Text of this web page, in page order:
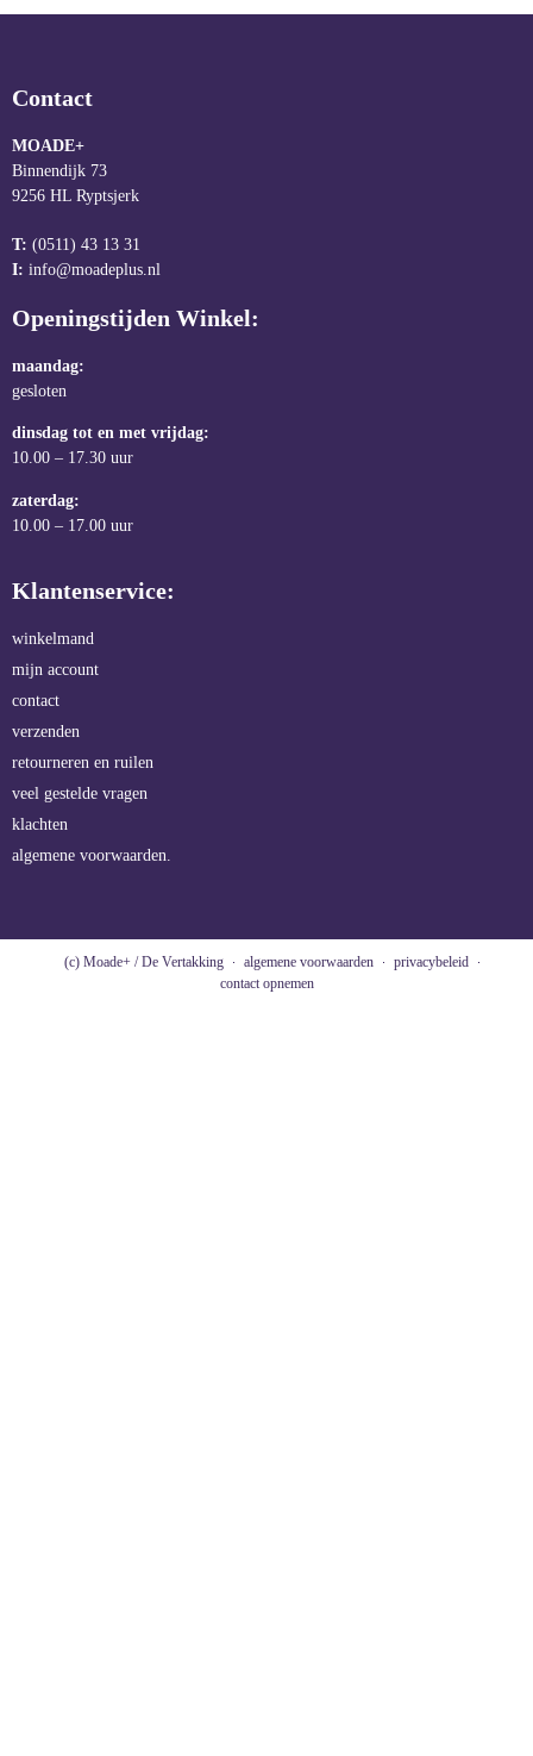
Contact
MOADE+
Binnendijk 73
9256 HL Ryptsjerk
T: (0511) 43 13 31
I: info@moadeplus.nl
Openingstijden Winkel:
maandag:
gesloten
dinsdag tot en met vrijdag:
10.00 – 17.30 uur
zaterdag:
10.00 – 17.00 uur
Klantenservice:
winkelmand
mijn account
contact
verzenden
retourneren en ruilen
veel gestelde vragen
klachten
algemene voorwaarden.
(c) Moade+ / De Vertakking algemene voorwaarden
privacybeleid
contact opnemen